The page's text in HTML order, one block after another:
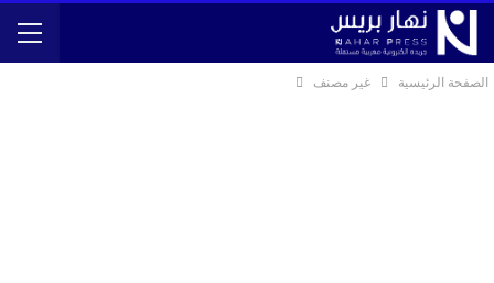
الصفحة الرئيسية غير مصنف